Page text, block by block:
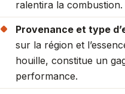
ralentira la combustion.
Provenance et type
sur la région et
houille, constitue un
performance.